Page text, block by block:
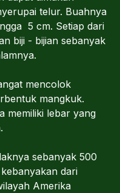
telur. Buahnya
5 cm. Setiap dari
biji - bijian sebanyak
mencolok
mangkuk.
memiliki lebar yang
sebanyak 500
dari
Amerika